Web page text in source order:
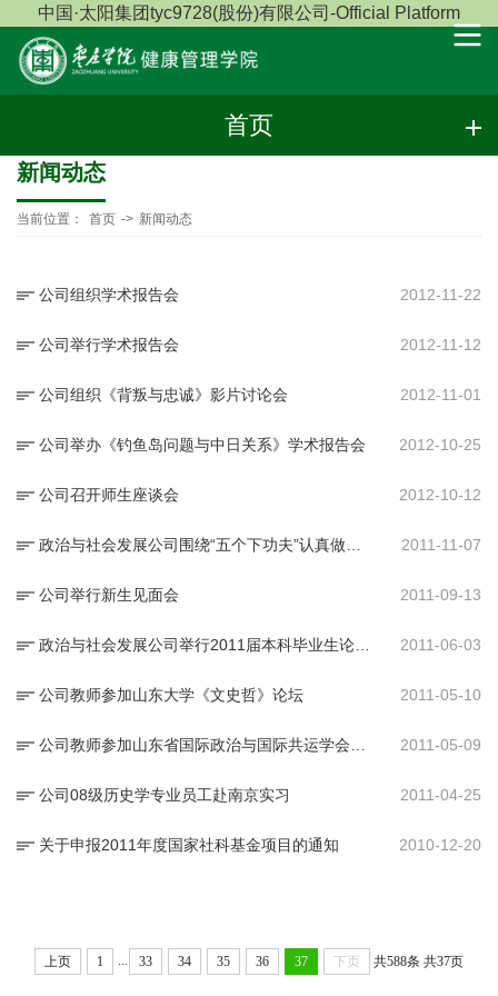
中国·太阳集团tyc9728(股份)有限公司-Official Platform
首页
新闻动态
当前位置： 首页 -> 新闻动态
公司组织学术报告会 2012-11-22
公司举行学术报告会 2012-11-12
公司组织《背叛与忠诚》影片讨论会 2012-11-01
公司举办《钓鱼岛问题与中日关系》学术报告会 2012-10-25
公司召开师生座谈会 2012-10-12
2011-11-07
公司举行新生见面会 2011-09-13
2011-06-03
公司教师参加山东大学《文史哲》论坛 2011-05-10
2011-05-09
公司08级历史学专业员工赴南京实习 2011-04-25
关于申报2011年度国家社科基金项目的通知 2010-12-20
上页 1 33 34 35 36 37 下页 共588条 共37页